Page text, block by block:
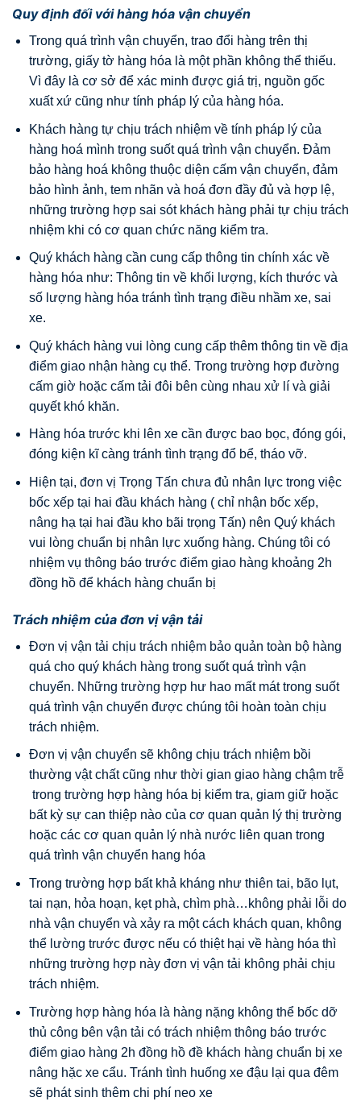
Quy định đối với hàng hóa vận chuyển
Trong quá trình vận chuyển, trao đổi hàng trên thị
trường, giấy tờ hàng hóa là một phần không thể thiếu.
Vì đây là cơ sở để xác minh được giá trị, nguồn gốc
xuất xứ cũng như tính pháp lý của hàng hóa.
Khách hàng tự chịu trách nhiệm về tính pháp lý của
hàng hoá mình trong suốt quá trình vận chuyển. Đảm
bảo hàng hoá không thuộc diện cấm vận chuyển, đảm
bảo hình ảnh, tem nhãn và hoá đơn đầy đủ và hợp lệ,
những trường hợp sai sót khách hàng phải tự chịu trách
nhiệm khi có cơ quan chức năng kiểm tra.
Quý khách hàng cần cung cấp thông tin chính xác về
hàng hóa như: Thông tin về khối lượng, kích thước và
số lượng hàng hóa tránh tình trạng điều nhầm xe, sai
xe.
Quý khách hàng vui lòng cung cấp thêm thông tin về địa
điểm giao nhận hàng cụ thể. Trong trường hợp đường
cấm giờ hoặc cấm tải đôi bên cùng nhau xử lí và giải
quyết khó khăn.
Hàng hóa trước khi lên xe cần được bao bọc, đóng gói,
đóng kiện kĩ càng tránh tình trạng đổ bể, tháo vỡ.
Hiện tại, đơn vị Trọng Tấn chưa đủ nhân lực trong việc
bốc xếp tại hai đầu khách hàng ( chỉ nhận bốc xếp,
nâng hạ tại hai đầu kho bãi trọng Tấn) nên Quý khách
vui lòng chuẩn bị nhân lực xuống hàng. Chúng tôi có
nhiệm vụ thông báo trước điểm giao hàng khoảng 2h
đồng hồ để khách hàng chuẩn bị
Trách nhiệm của đơn vị vận tải
Đơn vị vận tải chịu trách nhiệm bảo quản toàn bộ hàng
quá cho quý khách hàng trong suốt quá trình vận
chuyển. Những trường hợp hư hao mất mát trong suốt
quá trình vận chuyển được chúng tôi hoàn toàn chịu
trách nhiệm.
Đơn vị vận chuyển sẽ không chịu trách nhiệm bồi
thường vật chất cũng như thời gian giao hàng chậm trễ
trong trường hợp hàng hóa bị kiểm tra, giam giữ hoặc
bất kỳ sự can thiệp nào của cơ quan quản lý thị trường
hoặc các cơ quan quản lý nhà nước liên quan trong
quá trình vận chuyển hang hóa
Trong trường hợp bất khả kháng như thiên tai, bão lụt,
tai nạn, hỏa hoạn, kẹt phà, chìm phà…không phải lỗi do
nhà vận chuyển và xảy ra một cách khách quan, không
thể lường trước được nếu có thiệt hại về hàng hóa thì
những trường hợp này đơn vị vận tải không phải chịu
trách nhiệm.
Trường hợp hàng hóa là hàng nặng không thể bốc dỡ
thủ công bên vận tải có trách nhiệm thông báo trước
điểm giao hàng 2h đồng hồ đề khách hàng chuẩn bị xe
nâng hặc xe cẩu. Tránh tình huống xe đậu lại qua đêm
sẽ phát sinh thêm chi phí neo xe